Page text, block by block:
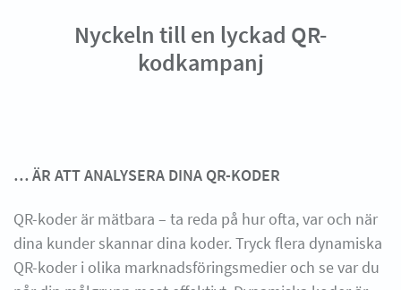
Nyckeln till en lyckad QR-
kodkampanj
… ÄR ATT ANALYSERA DINA QR-KODER
QR-koder är mätbara – ta reda på hur ofta, var och när
dina kunder skannar dina koder. Tryck flera dynamiska
QR-koder i olika marknadsföringsmedier och se var du